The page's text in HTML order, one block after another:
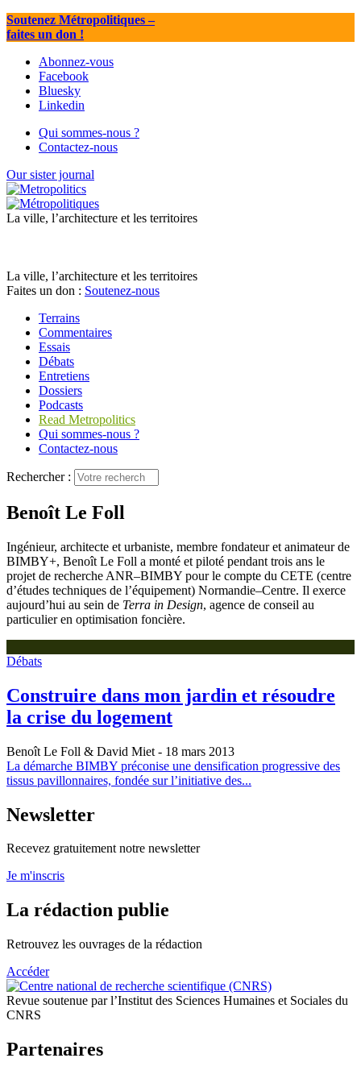
Soutenez Métropolitiques–
faites un don !
Abonnez-vous
Facebook
Bluesky
Linkedin
Qui sommes-nous ?
Contactez-nous
Our sister journal
La ville, l’architecture et les territoires
La ville, l’architecture et les territoires
Faites un don : Soutenez-nous
Terrains
Commentaires
Essais
Débats
Entretiens
Dossiers
Podcasts
Read Metropolitics
Qui sommes-nous ?
Contactez-nous
Rechercher :
Benoît Le Foll
Ingénieur, architecte et urbaniste, membre fondateur et animateur de
BIMBY+, Benoît Le Foll a monté et piloté pendant trois ans le
projet de recherche ANR–BIMBY pour le compte du CETE (centre
d’études techniques de l’équipement) Normandie–Centre. Il exerce
aujourd’hui au sein de Terra in Design, agence de conseil au
particulier en optimisation foncière.
Débats
Construire dans mon jardin et résoudre
la crise du logement
Benoît Le Foll & David Miet - 18 mars 2013
La démarche BIMBY préconise une densification progressive des
tissus pavillonnaires, fondée sur l’initiative des...
Newsletter
Recevez gratuitement notre newsletter
Je m'inscris
La rédaction publie
Retrouvez les ouvrages de la rédaction
Accéder
Revue soutenue par l’Institut des Sciences Humaines et Sociales du
CNRS
Partenaires